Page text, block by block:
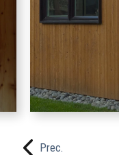
Prec.